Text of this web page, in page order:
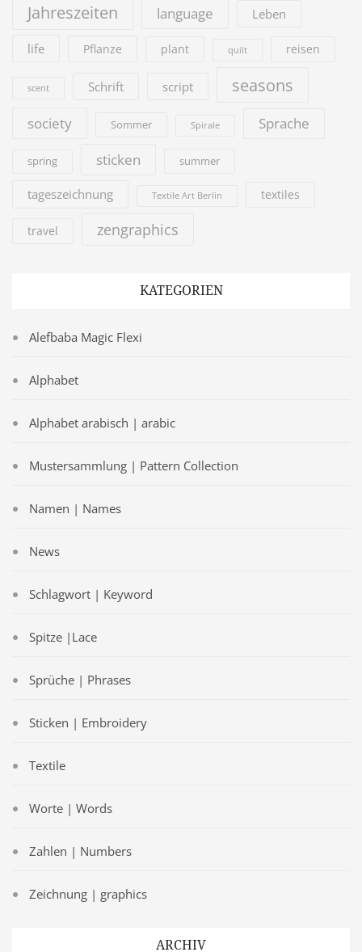
Jahreszeiten language Leben
life Pflanze plant quilt reisen
scent Schrift script seasons
society Sommer Spirale Sprache
spring sticken summer
tageszeichnung Textile Art Berlin textiles
travel zengraphics
KATEGORIEN
Alefbaba Magic Flexi
Alphabet
Alphabet arabisch | arabic
Mustersammlung | Pattern Collection
Namen | Names
News
Schlagwort | Keyword
Spitze |Lace
Sprüche | Phrases
Sticken | Embroidery
Textile
Worte | Words
Zahlen | Numbers
Zeichnung | graphics
ARCHIV